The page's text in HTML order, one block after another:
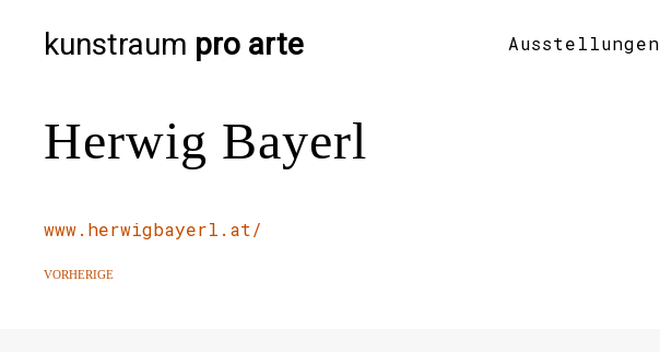
kunstraum pro arte Ausstellungen
Herwig Bayerl
www.herwigbayerl.at/
VORHERIGE